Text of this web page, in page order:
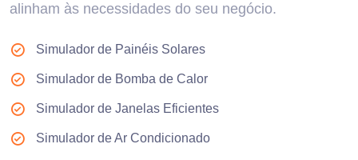
alinham às necessidades do seu negócio.
Simulador de Painéis Solares
Simulador de Bomba de Calor
Simulador de Janelas Eficientes
Simulador de Ar Condicionado